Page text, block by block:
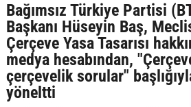
Bağımsız Türkiye Partisi
Başkanı Hüseyin Baş,
Çerçeve Yasa Tasarısı
medya hesabından,
çerçevelik sorular"
yöneltti